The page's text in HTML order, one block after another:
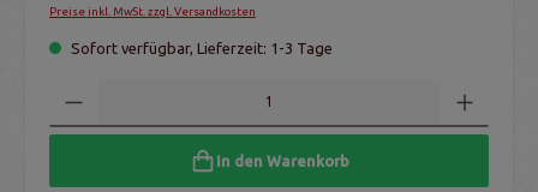
Preise inkl. MwSt. zzgl. Versandkosten
Sofort verfügbar, Lieferzeit: 1-3 Tage
In den Warenkorb